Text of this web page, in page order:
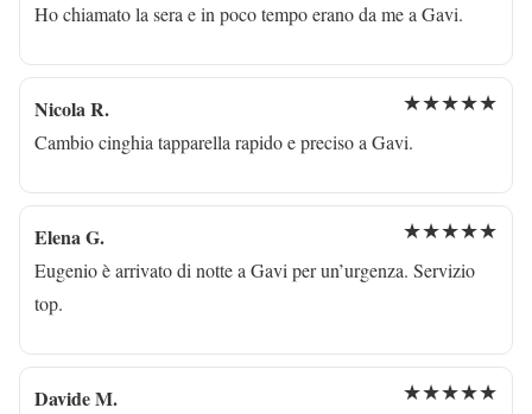
Ho chiamato la sera e in poco tempo erano da me a Gavi.
Nicola R. ★★★★★
Cambio cinghia tapparella rapido e preciso a Gavi.
Elena G. ★★★★★
Eugenio è arrivato di notte a Gavi per un’urgenza. Servizio
top.
Davide M. ★★★★★